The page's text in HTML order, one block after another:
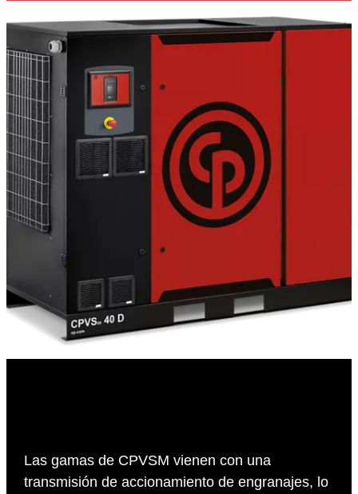
Las gamas de CPVSM vienen con una
transmisión de accionamiento de engranajes, lo